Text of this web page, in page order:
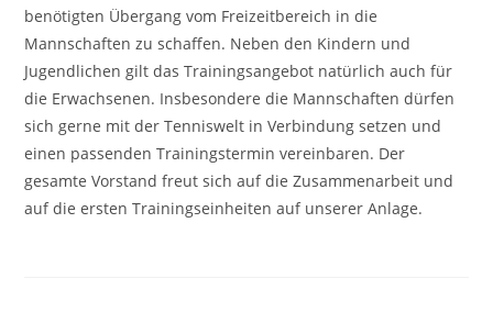
benötigten Übergang vom Freizeitbereich in die
Mannschaften zu schaffen. Neben den Kindern und
Jugendlichen gilt das Trainingsangebot natürlich auch für
die Erwachsenen. Insbesondere die Mannschaften dürfen
sich gerne mit der Tenniswelt in Verbindung setzen und
einen passenden Trainingstermin vereinbaren. Der
gesamte Vorstand freut sich auf die Zusammenarbeit und
auf die ersten Trainingseinheiten auf unserer Anlage.